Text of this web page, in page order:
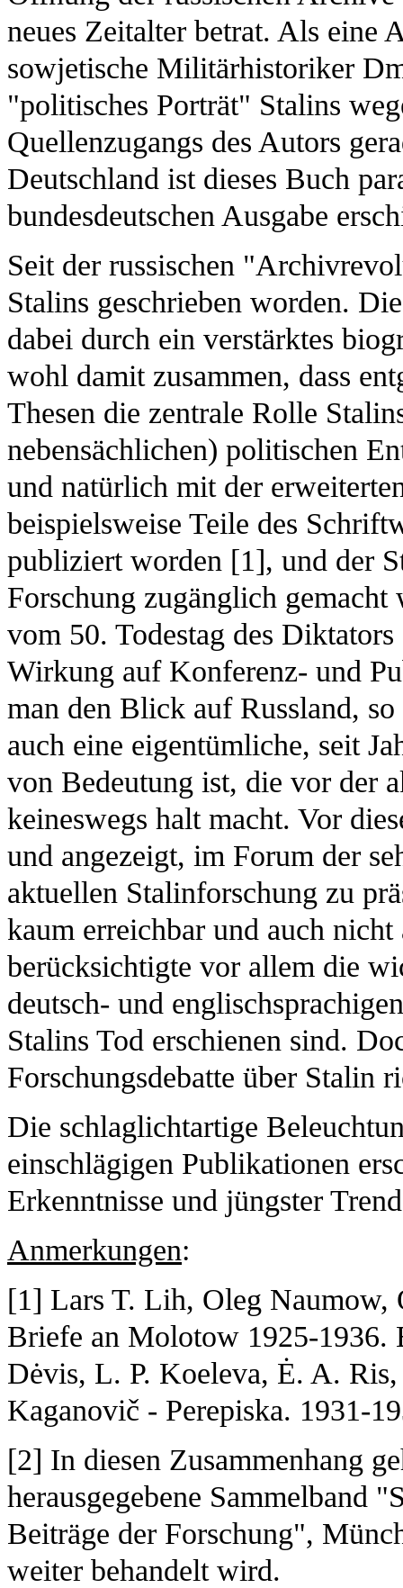
neues Zeitalter betrat. Als eine
sowjetische Militärhistoriker
"politisches Porträt" Stalins
Quellenzugangs des Autors
Deutschland ist dieses Buch
bundesdeutschen Ausgabe
Seit der russischen
Stalins geschrieben worden.
dabei durch ein verstärktes
wohl damit zusammen, dass
Thesen die zentrale Rolle
nebensächlichen) politischen
und natürlich mit der
beispielsweise Teile des
publiziert worden [1], und der
Forschung zugänglich
vom 50. Todestag des
Wirkung auf Konferenz- und
man den Blick auf Russland,
auch eine eigentümliche, seit
von Bedeutung ist, die vor der
keineswegs halt macht. Vor
und angezeigt, im Forum der
aktuellen Stalinforschung zu
kaum erreichbar und auch
berücksichtigte vor allem die
deutsch- und
Stalins Tod erschienen sind.
Forschungsdebatte über Stalin
Die schlaglichtartige
einschlägigen Publikationen
Erkenntnisse und jüngster
Anmerkungen:
[1] Lars T. Lih, Oleg
Briefe an Molotow 1925-
Dėvis, L. P. Koeleva, Ė. A.
Kaganovič - Perepiska. 1931-
[2] In diesen Zusammenhang
herausgegebene Sammelband
Beiträge der Forschung",
weiter behandelt wird.